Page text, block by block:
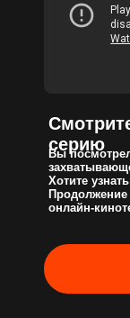
Вы
Хотите
онлайн-
серию